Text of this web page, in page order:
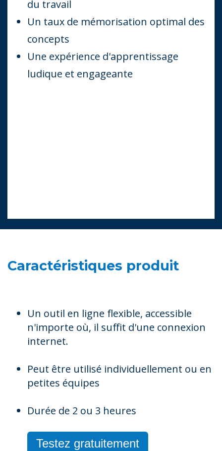
du travail
Un taux de mémorisation optimal des
concepts
Une expérience d'apprentissage
ludique et engageante
Caractéristiques produit
Un outil en ligne flexible, accessible
n'importe où, il suffit d'une connexion
internet.
Peut être utilisé individuellement ou en
petites équipes
Durée de 2 ou 3 heures
Testez gratuitement